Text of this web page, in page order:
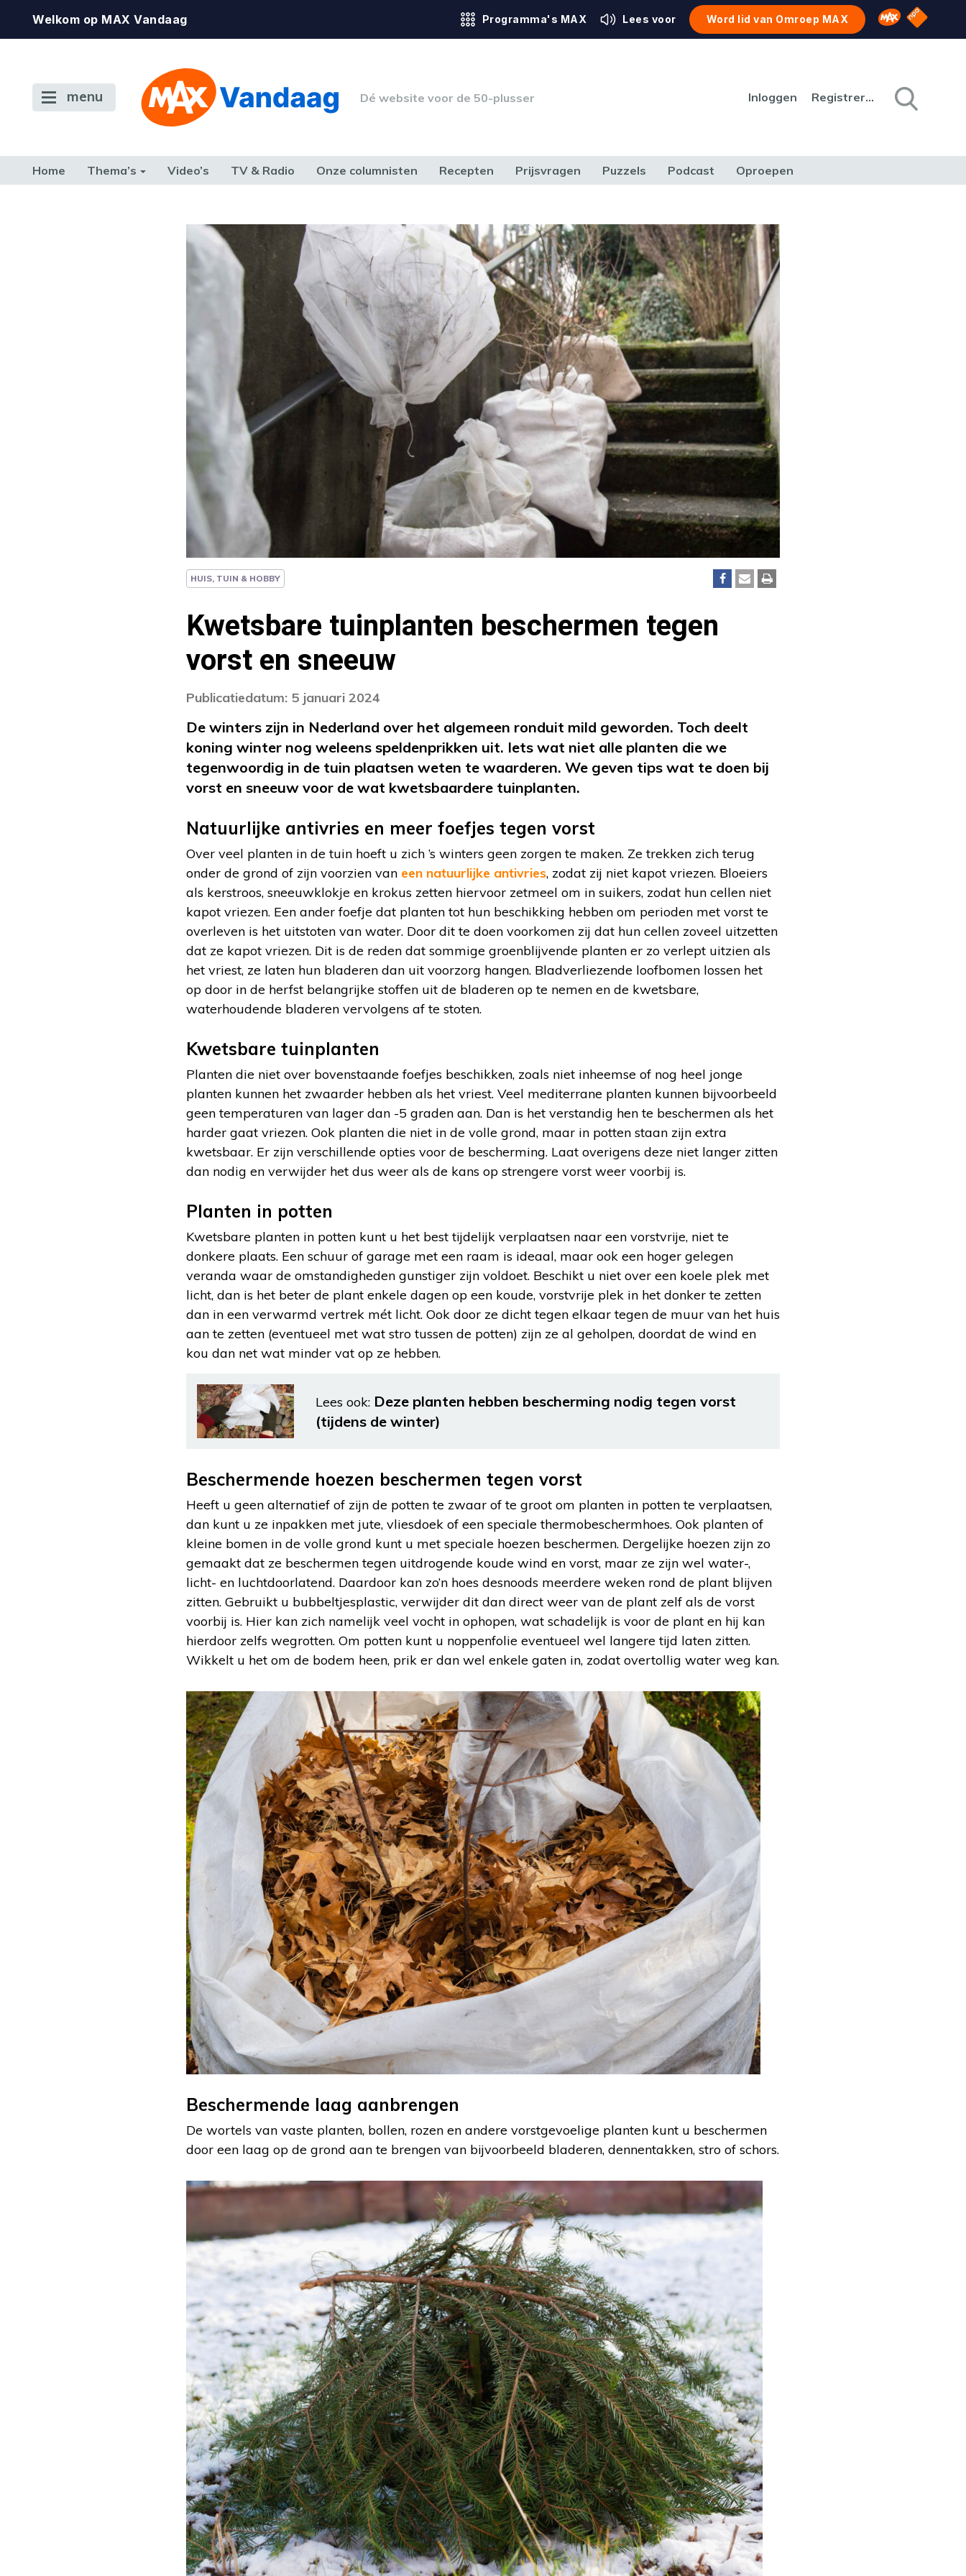
Welkom op MAX Vandaag Programma's MAX Lees voor Word lid van Omroep MAX Omroep MAX
NPO
menu Dé website voor de 50-plusser Inloggen Registreren
Home Thema’s Video’s TV & Radio Onze columnisten Recepten Prijsvragen Puzzels Podcast Oproepen
HUIS, TUIN & HOBBY
Kwetsbare tuinplanten beschermen tegen
vorst en sneeuw
Publicatiedatum: 5 januari 2024
De winters zijn in Nederland over het algemeen ronduit mild geworden. Toch deelt
koning winter nog weleens speldenprikken uit. Iets wat niet alle planten die we
tegenwoordig in de tuin plaatsen weten te waarderen. We geven tips wat te doen bij
vorst en sneeuw voor de wat kwetsbaardere tuinplanten.
Natuurlijke antivries en meer foefjes tegen vorst
Over veel planten in de tuin hoeft u zich ’s winters geen zorgen te maken. Ze trekken zich terug
onder de grond of zijn voorzien van een natuurlijke antivries, zodat zij niet kapot vriezen. Bloeiers
als kerstroos, sneeuwklokje en krokus zetten hiervoor zetmeel om in suikers, zodat hun cellen niet
kapot vriezen. Een ander foefje dat planten tot hun beschikking hebben om perioden met vorst te
overleven is het uitstoten van water. Door dit te doen voorkomen zij dat hun cellen zoveel uitzetten
dat ze kapot vriezen. Dit is de reden dat sommige groenblijvende planten er zo verlept uitzien als
het vriest, ze laten hun bladeren dan uit voorzorg hangen. Bladverliezende loofbomen lossen het
op door in de herfst belangrijke stoffen uit de bladeren op te nemen en de kwetsbare,
waterhoudende bladeren vervolgens af te stoten.
Kwetsbare tuinplanten
Planten die niet over bovenstaande foefjes beschikken, zoals niet inheemse of nog heel jonge
planten kunnen het zwaarder hebben als het vriest. Veel mediterrane planten kunnen bijvoorbeeld
geen temperaturen van lager dan -5 graden aan. Dan is het verstandig hen te beschermen als het
harder gaat vriezen. Ook planten die niet in de volle grond, maar in potten staan zijn extra
kwetsbaar. Er zijn verschillende opties voor de bescherming. Laat overigens deze niet langer zitten
dan nodig en verwijder het dus weer als de kans op strengere vorst weer voorbij is.
Planten in potten
Kwetsbare planten in potten kunt u het best tijdelijk verplaatsen naar een vorstvrije, niet te
donkere plaats. Een schuur of garage met een raam is ideaal, maar ook een hoger gelegen
veranda waar de omstandigheden gunstiger zijn voldoet. Beschikt u niet over een koele plek met
licht, dan is het beter de plant enkele dagen op een koude, vorstvrije plek in het donker te zetten
dan in een verwarmd vertrek mét licht. Ook door ze dicht tegen elkaar tegen de muur van het huis
aan te zetten (eventueel met wat stro tussen de potten) zijn ze al geholpen, doordat de wind en
kou dan net wat minder vat op ze hebben.
Lees ook: Deze planten hebben bescherming nodig tegen vorst
(tijdens de winter)
Beschermende hoezen beschermen tegen vorst
Heeft u geen alternatief of zijn de potten te zwaar of te groot om planten in potten te verplaatsen,
dan kunt u ze inpakken met jute, vliesdoek of een speciale thermobeschermhoes. Ook planten of
kleine bomen in de volle grond kunt u met speciale hoezen beschermen. Dergelijke hoezen zijn zo
gemaakt dat ze beschermen tegen uitdrogende koude wind en vorst, maar ze zijn wel water-,
licht- en luchtdoorlatend. Daardoor kan zo’n hoes desnoods meerdere weken rond de plant blijven
zitten. Gebruikt u bubbeltjesplastic, verwijder dit dan direct weer van de plant zelf als de vorst
voorbij is. Hier kan zich namelijk veel vocht in ophopen, wat schadelijk is voor de plant en hij kan
hierdoor zelfs wegrotten. Om potten kunt u noppenfolie eventueel wel langere tijd laten zitten.
Wikkelt u het om de bodem heen, prik er dan wel enkele gaten in, zodat overtollig water weg kan.
Beschermende laag aanbrengen
De wortels van vaste planten, bollen, rozen en andere vorstgevoelige planten kunt u beschermen
door een laag op de grond aan te brengen van bijvoorbeeld bladeren, dennentakken, stro of schors.